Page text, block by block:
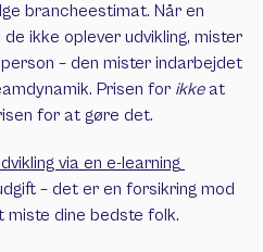
brancheestimat. Når en
ikke oplever udvikling, mister
– den mister indarbejdet
Prisen for ikke at
for at gøre det.
via en e-learning
– det er en forsikring mod
miste dine bedste folk.